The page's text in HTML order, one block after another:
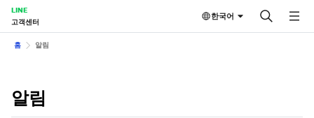
LINE
고객센터
한국어
홈 알림
알림